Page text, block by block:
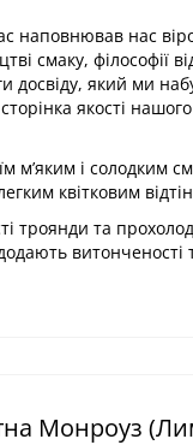
наповнював нас
смаку, філософії
який ми
якості
м’яким і солодким
квітковим
троянди та
Монроуз